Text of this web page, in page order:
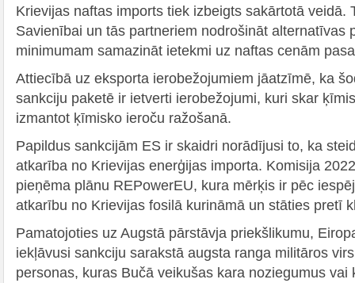
Krievijas naftas imports tiek izbeigts sakārtotā veidā.
Savienībai un tās partneriem nodrošināt alternatīvas
minimumam samazināt ietekmi uz naftas cenām
Attiecībā uz eksporta ierobežojumiem jāatzīmē, ka
sankciju paketē ir ietverti ierobežojumi, kuri skar
izmantot ķīmisko ieroču ražošanā.
Papildus sankcijām ES ir skaidri norādījusi to, ka
atkarība no Krievijas enerģijas importa. Komisija
pieņēma plānu REPowerEU, kura mērķis ir pēc
atkarību no Krievijas fosilā kurināmā un stāties pretī
Pamatojoties uz Augstā pārstāvja priekšlikumu,
iekļāvusi sankciju sarakstā augsta ranga militāros
personas, kuras Bučā veikušas kara noziegumus vai